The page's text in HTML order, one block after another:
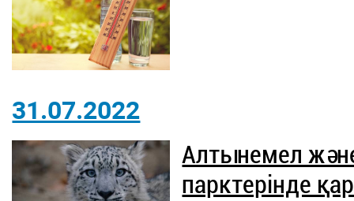
31.07.2022
Алтынемел
парктерінде